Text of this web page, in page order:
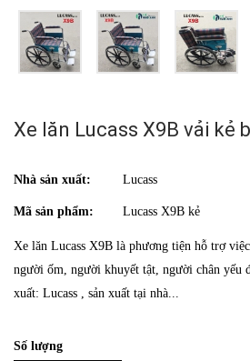
Xe lăn Lucass X9B vải kẻ
Nhà sản xuất: Lucass
Mã sản phẩm: Lucass X9B kẻ
Xe lăn Lucass X9B là phương tiện hỗ trợ
người ốm, người khuyết tật, người chân yếu
xuất: Lucass , sản xuất tại nhà...
Số lượng